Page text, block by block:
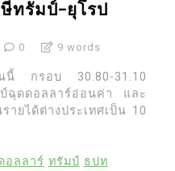
ทรัมป์-ยุโรป
0 9 words
นนี้ กรอบ 30.80-31.10
ฉุดดอลลาร์อ่อนค่า และ
ยได้ต่างประเทศเป็น 10
อลลาร์ ทรัมป์ ธปท